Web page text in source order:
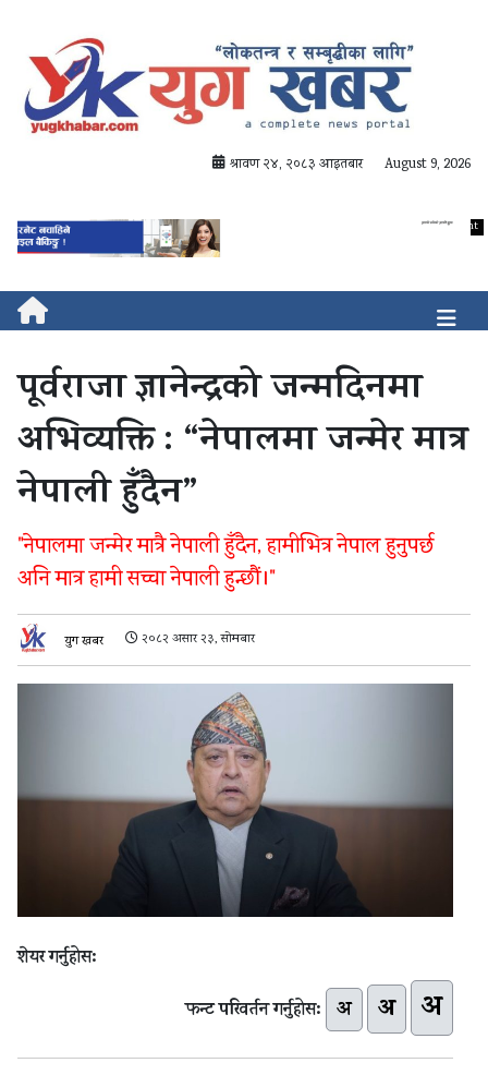
श्रावण २४, २०८३ आइतबार August 9, 2026
पूर्वराजा ज्ञानेन्द्रको जन्मदिनमा
अभिव्यक्ति : “नेपालमा जन्मेर मात्र
नेपाली हुँदैन”
"नेपालमा जन्मेर मात्रै नेपाली हुँदैन, हामीभित्र नेपाल हुनुपर्छ
अनि मात्र हामी सच्चा नेपाली हुन्छौं।"
युग खबर २०८२ असार २३, सोमबार
शेयर गर्नुहोस:
फन्ट परिवर्तन गर्नुहोस: अ अ अ